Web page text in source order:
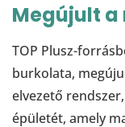
Megújult a
TOP Plusz-
burkolata,
elvezető
épületét, amely